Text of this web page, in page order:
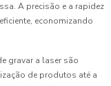
A precisão e a rapidez
economizando
gravar a laser são
de produtos até a